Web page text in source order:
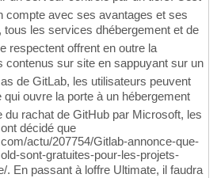
compte avec ses avantages et ses
les services dhébergement et de
respectent offrent en outre la
contenus sur site en sappuyant sur un
de GitLab, les utilisateurs peuvent
qui ouvre la porte à un hébergement
du rachat de GitHub par Microsoft, les
décidé que
actu/207754/Gitlab-annonce-que-
sont-gratuites-pour-les-projets-
En passant à loffre Ultimate, il faudra